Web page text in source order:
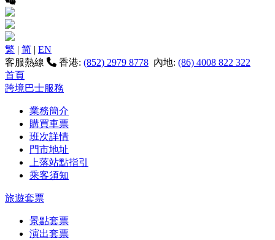
繁 | 简 | EN
客服熱線
香港: (852) 2979 8778 內地: (86) 4008 822 322
首頁
跨境巴士服務
業務簡介
購買車票
班次詳情
門市地址
上落站點指引
乘客須知
旅遊套票
景點套票
演出套票